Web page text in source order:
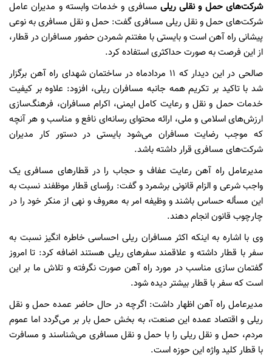
شرکت‌های حمل و نقلی ریلی مسافری و خدمات وابسته و مدیران عامل
شرکت‌های حمل و نقل ریلی مسافری گفت: حمل و نقل مسافری به نوعی
پیشانی راه آهن است و بایستی با مغتنم شمردن حضور مسافران در قطار،
از این فرصت به صورت حداکثری استفاده کرد.
صالحی در این دیدار که ۱۱ مردادماه در ساختمان شهدای راه آهن برگزار
شد با تاکید بر تکریم همه جانبه مسافران ریلی، افزود: علاوه بر کیفیت
خدمات حمل و نقل و رعایت کامل ایمنی، اکرام مسافران، فرهنگ‌سازی
ارزش‌های اسلامی و ملی، ارائه محتوای رسانه‌ای نافع و مناسب و هر آنچه
که موجب رضایت مسافران می‌شود بایستی در دستور کار مدیران
شرکت‌های مسافری قرار داشته باشد.
مدیرعامل راه آهن رعایت عفاف و حجاب را در قطارهای مسافری یک
واجب شرعی و الزام قانونی برشمرد و گفت: رؤسای قطار موظفند نسبت به
این مسأله حساس باشند و وظیفه امر به معروف و نهی از منکر خود را در
چارچوب قانون انجام دهند.
وی با اشاره به اینکه اکثر مسافران ریلی احساسی خاطره انگیز نسبت به
سفر با قطار داشته و علاقمند سفرهای ریلی هستند اضافه کرد: تا امروز
گفتمان سازی مناسب در مورد راه آهن صورت نگرفته و تلاش ما بر این
است که سفر با قطار بیشتر دیده شود.
مدیرعامل راه آهن اظهار داشت: اگرچه در حال حاضر عمده حمل و نقل
ریلی و اقتصاد عمده این صنعت، به بخش حمل بار بر می‌گردد اما عموم
مردم، حمل و نقل ریلی را با حمل و نقل مسافری می‌شناسند و مسافرت
با قطار کلید واژه این حوزه است.